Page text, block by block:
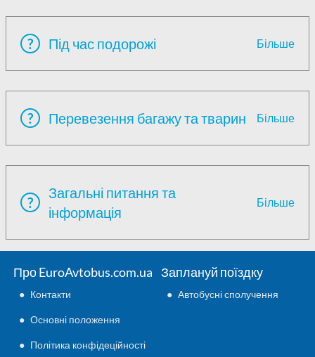
? Під час подорожі Більше
? Перевезення багажу та тварин Більше
?
Загальні питання та
інформація
Більше
Про EuroAvtobus.com.ua
● Контакти
● Основні положення
● Політика конфідеційності
Заплануй поїздку
● Автобусні сполучення